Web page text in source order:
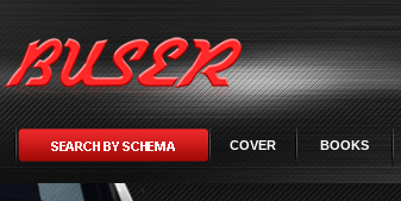
COVER BOOKS